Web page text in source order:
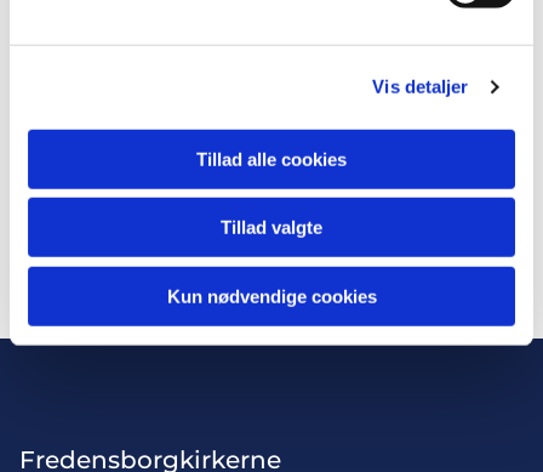
Vis detaljer
Tillad alle cookies
Tillad valgte
Kun nødvendige cookies
Spørgsmål?
Har du spørgsmål angående ledige stillinger i
Fredensborgkirkerne er du velkommen til at sende
en mail til Menighedsrådet:9334@sogn.dk
Fredensborgkirkerne